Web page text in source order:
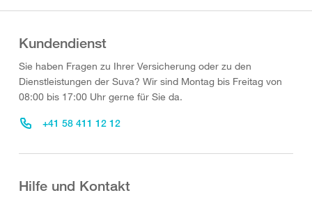
Kundendienst
Sie haben Fragen zu Ihrer Versicherung oder zu den
Dienstleistungen der Suva? Wir sind Montag bis Freitag von
08:00 bis 17:00 Uhr gerne für Sie da.
+41 58 411 12 12
Hilfe und Kontakt